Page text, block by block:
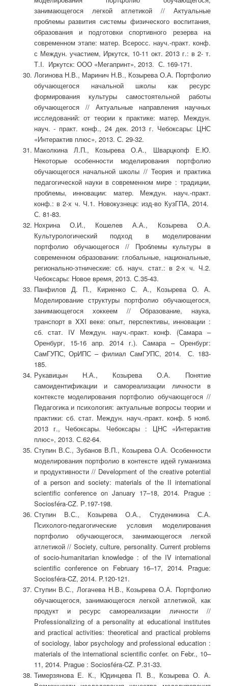
занимающегося легкой атлетикой // Актуальные
проблемы развития системы физического воспитания,
образования и подготовки спортивного резерва на
современном этапе: матер. Всеросс. науч.-практ. конф.
с Междун. участием, Иркутск, 10-11 окт. 2013 г.: в 2- т.
Т.I. Иркутск: ООО «Мегапринт», 2013. С. 169-171.
Логинова Н.В., Маринич Н.В., Козырева О.А. Портфолио
обучающегося начальной школы как ресурс
формирования культуры самостоятельной работы
обучающегося // Актуальные направления научных
исследований: от теории к практике: матер. Междун.
науч. - практ. конф., 24 дек. 2013 г. Чебоксары: ЦНС
«Интерактив плюс», 2013. С. 29-32.
Маколкина Л.П., Козырева О.А., Шварцкопф Е.Ю.
Некоторые особенности моделирования портфолио
обучающегося начальной школы // Теория и практика
педагогической науки в современном мире : традиции,
проблемы, инновации: матер. Междун. науч.-практ.
конф.: в 2-х ч. Ч.1. Новокузнецк: изд-во КузГПА, 2014.
С. 81-83.
Нохрина О.И., Кошелев А.А., Козырева О.А.
Культурологический подход в моделировании
портфолио обучающегося // Проблемы культуры в
современном образовании: глобальные, национальные,
регионально-этнические: сб. науч. стат.: в 2-х ч. Ч.2.
Чебоксары: Новое время, 2013. С.35-43.
Панфилов Д. П., Кириенко С. А., Козырева О. А.
Моделирование структуры портфолио обучающегося,
занимающегося хоккеем // Образование, наука,
транспорт в XXI веке: опыт, перспективы, инновации :
сб. стат. IV Междун. науч.-практ. конф. (Самара –
Оренбург, 15-16 апр. 2014 г.). Самара – Оренбург:
СамГУПС, ОрИПС – филиал СамГУПС, 2014. С. 183-
185.
Рукавицын Н.А., Козырева О.А. Понятие
самоидентификации и самореализации личности в
контексте моделирования портфолио обучающегося //
Педагогика и психология: актуальные вопросы теории и
практики: сб. стат. Междун. науч.-практ. конф. 5 нояб.
2013 г., Чебоксары. Чебоксары : ЦНС «Интерактив
плюс», 2013. С.62-64.
Ступин В.С., Зубанов В.П., Козырева О.А. Особенности
моделирования портфолио в контексте идей гуманизма
и продуктивности // Development of the creative potential
of a person and society: materials of the II international
scientific conference on January 17–18, 2014. Prague :
Sociosféra-CZ. Р.197-198.
Ступин В.С., Козырева О.А., Студеникина С.А.
Психолого-педагогические условия моделирования
портфолио обучающегося, занимающегося легкой
атлетикой // Society, culture, personality. Current problems
of socio-humanitarian knowledge : of the IV international
scientific conference on February 16–17, 2014. Prague:
Sociosféra-CZ, 2014. P.120-121.
Ступин В.С., Логачева Н.В., Козырева О.А. Портфолио
обучающегося, занимающегося легкой атлетикой, как
продукт и ресурс самореализации личности //
Professionalizing of a personality at educational institutes
and practical activities: theoretical and practical problems
of sociology, labor psychology and professional education :
materials of the international scientific confer. on Febr., 10–
11, 2014. Prague : Sociosféra-CZ. Р.31-33.
Тимерзянова Е. К., Юдинцева П. В., Козырева О. А.